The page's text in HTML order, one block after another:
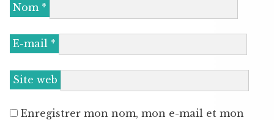
Nom *
E-mail *
Site web
Enregistrer mon nom, mon e-mail et mon